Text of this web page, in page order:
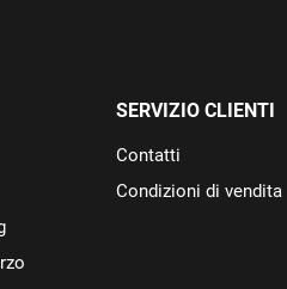
SERVIZIO CLIENTI
Contatti
Condizioni di vendita